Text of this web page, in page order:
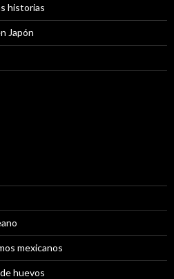
historias
Japón
mexicanos
huevos